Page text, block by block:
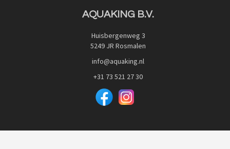
AQUAKING B.V.
Huisbergenweg 3
5249 JR Rosmalen
info@aquaking.nl
+31 73 521 27 30